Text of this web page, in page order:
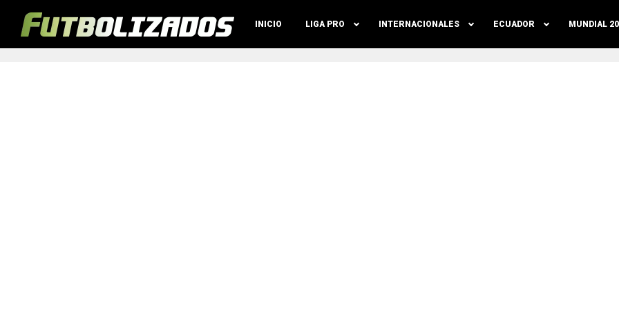
INICIO LIGA PRO INTERNACIONALES ECUADOR MUNDIAL